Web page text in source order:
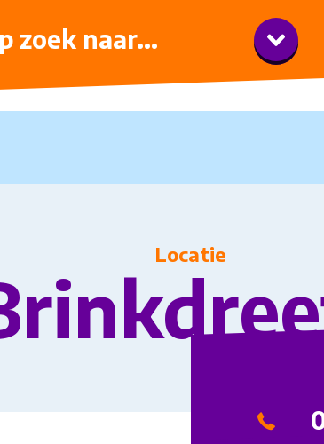
zoek naar...
Locatie